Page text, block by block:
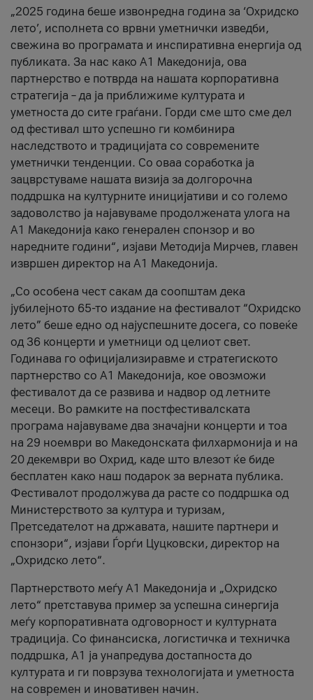
„2025 година беше извонредна година за ‘Охридско
лето’, исполнета со врвни уметнички изведби,
свежина во програмата и инспиративна енергија од
публиката. За нас како A1 Македонија, ова
партнерство е потврда на нашата корпоративна
стратегија – да ја приближиме културата и
уметноста до сите граѓани. Горди сме што сме дел
од фестивал што успешно ги комбинира
наследството и традицијата со современите
уметнички тенденции. Со оваа соработка ја
зацврстуваме нашата визија за долгорочна
поддршка на културните иницијативи и со големо
задоволство ја најавуваме продолжената улога на
A1 Македонија како генерален спонзор и во
наредните години“, изјави Методија Мирчев, главен
извршен директор на A1 Македонија.
„Со особена чест сакам да соопштам дека
јубилејното 65-то издание на фестивалот “Охридско
лето” беше едно од најуспешните досега, со повеќе
од 36 концерти и уметници од целиот свет.
Годинава го официјализиравме и стратегиското
партнерство со А1 Македонија, кое овозможи
фестивалот да се развива и надвор од летните
месеци. Во рамките на постфестивалската
програма најавуваме два значајни концерти и тоа
на 29 ноември во Македонската филхармонија и на
20 декември во Охрид, каде што влезот ќе биде
бесплатен како наш подарок за верната публика.
Фестивалот продолжува да расте со поддршка од
Министерството за култура и туризам,
Претседателот на државата, нашите партнери и
спонзори“, изјави Ѓорѓи Цуцковски, директор на
„Охридско лето“.
Партнерството меѓу A1 Македонија и „Охридско
лето“ претставува пример за успешна синергија
меѓу корпоративната одговорност и културната
традиција. Со финансиска, логистичка и техничка
поддршка, A1 ја унапредува достапноста до
културата и ги поврзува технологијата и уметноста
на современ и иновативен начин.